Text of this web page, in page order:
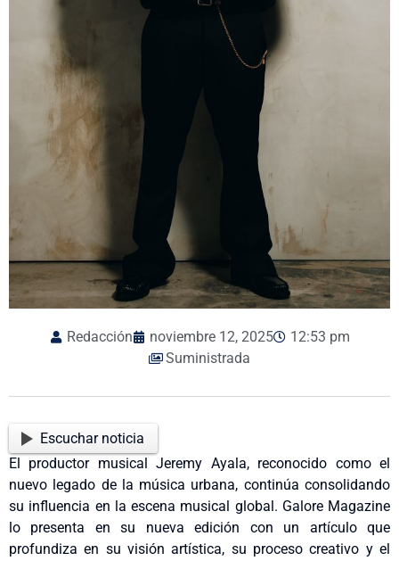
Redacción noviembre 12, 2025
12:53 pm
Suministrada
Escuchar noticia
El productor musical Jeremy Ayala, reconocido como el
nuevo legado de la música urbana, continúa consolidando
su influencia en la escena musical global. Galore Magazine
lo presenta en su nueva edición con un artículo que
profundiza en su visión artística, su proceso creativo y el